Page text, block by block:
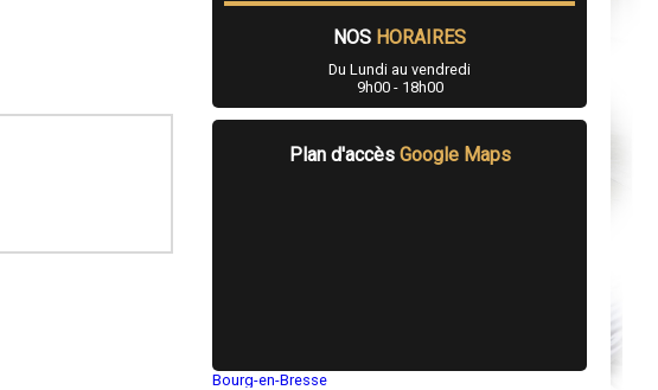
NOS HORAIRES
Du Lundi au vendredi
9h00 - 18h00
Plan d'accès Google Maps
Bourg-en-Bresse